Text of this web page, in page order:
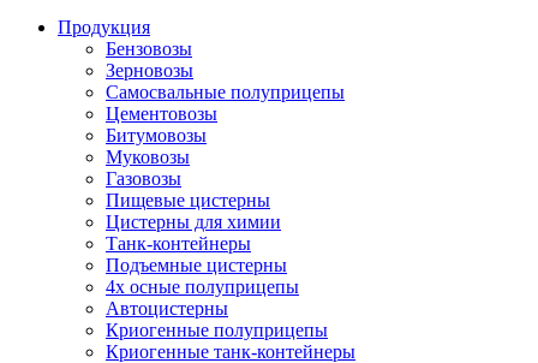
Продукция
Бензовозы
Зерновозы
Самосвальные полуприцепы
Цементовозы
Битумовозы
Муковозы
Газовозы
Пищевые цистерны
Цистерны для химии
Танк-контейнеры
Подъемные цистерны
4х осные полуприцепы
Автоцистерны
Криогенные полуприцепы
Криогенные танк-контейнеры